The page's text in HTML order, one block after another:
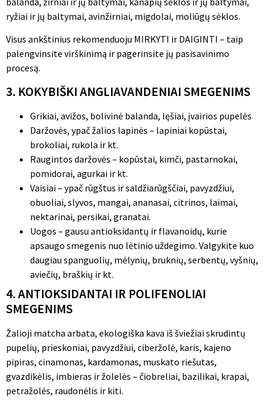
ryžiai ir jų baltymai, avinžirniai, migdolai, moliūgų sėklos.
Visus ankštinius rekomenduoju MIRKYTI ir DAIGINTI – taip
palengvinsite virškinimą ir pagerinsite jų pasisavinimo
procesą.
3. KOKYBIŠKI ANGLIAVANDENIAI SMEGENIMS
Grikiai, avižos, bolivinė balanda, lęšiai, įvairios pupelės
Daržovės, ypač žalios lapinės – lapiniai kopūstai,
brokoliai, rukola ir kt.
Raugintos daržovės – kopūstai, kimči, pastarnokai,
pomidorai, agurkai ir kt.
Vaisiai – ypač rūgštus ir saldžiarūgščiai, pavyzdžiui,
obuoliai, slyvos, mangai, ananasai, citrinos, laimai,
nektarinai, persikai, granatai.
Uogos – gausu antioksidantų ir flavanoidų, kurie
apsaugo smegenis nuo lėtinio uždegimo. Valgykite kuo
daugiau spanguolių, mėlynių, bruknių, serbentų, vyšnių,
aviečių, braškių ir kt.
4. ANTIOKSIDANTAI IR POLIFENOLIAI
SMEGENIMS
Žalioji matcha arbata, ekologiška kava iš šviežiai skrudintų
pupelių, prieskoniai, pavyzdžiui, ciberžolė, karis, kajeno
pipiras, cinamonas, kardamonas, muskato riešutas,
gvazdikėlis, imbieras ir žolelės – čiobreliai, bazilikai, krapai,
petražolės, raudonėlis ir kiti.